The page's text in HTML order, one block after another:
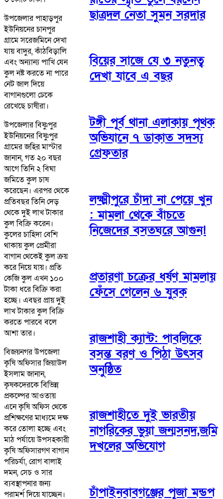
উপজেলার পাহাড়পুর
ইউনিয়নের চানপুর
গ্রামে সরেজমিনে দেখা
যায় বাদুর, কাঁঠবিড়ালি
এবং অন্যান্য পাখি যেন
কুল নষ্ট করতে না পারে
নেট জাল দিয়ে
বাগানগুলো ঢেকে
রেখেছে চাষীরা।
উপজেলার বিষ্ণুপুর
ইউনিয়নের বিষ্ণুপুর
গ্রামের জহির মাস্টার
জানান, গত ২০ বছর
আগে তিনি ২ বিঘা
জমিতে কুল চাষ
করেছেন। এরপর থেকে
প্রতিবছর তিনি দেড়
থেকে দুই লাখ টাকার
কুল বিক্রি করেন।
কুলের চাহিদা বেশি
থাকায় কুল প্রেমীরা
বাগান থেকেই কুল ক্রয়
করে নিয়ে যায়। প্রতি
কেজি কুল এখন ১০০
টাকা ধরে বিক্রি করা
হচ্ছে। এবছর প্রায় দুই
লাখ টাকার কুল বিক্রি
করতে পারবে বলে
আশা তার।
বিজয়নগর উপজেলা
কৃষি অফিসার জিয়াউল
ইসলাম জানান,
কৃষকদেরকে বিভিন্ন
প্রকল্পের আওতায়
এনে কৃষি অফিস থেকে
প্রশিক্ষণের মাধ্যমে দক্ষ
করে তোলা হচ্ছে এবং
মাঠ পর্যায়ে উপসহকারী
কৃষি অফিসারগণ বাগান
পরিচর্যা, রোগ বালাই
দমন, সেচ ও সার
ব্যবস্থাপনার জন্য
পরামর্শ দিয়ে যাচ্ছেন।
ছাত্রদল নেতা সুমন সরদার
বিয়ের সাজে যে ৩ নতুনত্ব
দেখা যাবে এ বছর
টঙ্গী পূর্ব থানা এলাকায় পৃথক
অভিযানে ৭ ডাকাত সদস্য
গ্রেফতার
লক্ষ্মীপুরে চাঁদা না পেয়ে খুন
: মামলা থেকে বাঁচতে
নিজেদের বসতঘরে আগুন!
প্রতারণা চক্রের ধর্ষণ মামলায়
ফেঁসে গেলেন ৬ যুবক
রাজশাহী ক্যান্ট: পাবলিকে
বসন্ত বরণ ও পিঠা উৎসব
অনুষ্ঠিত
রাজশাহীতে দুই ভারতীয়
নাগরিকের ভুয়া জন্মসনদ,জমি
দখলের অভিযোগ
চাঁপাইনবাবগঞ্জের পূজা মন্ডপ